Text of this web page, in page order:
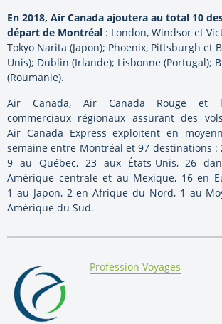
En 2018, Air Canada ajoutera au total 10
départ de Montréal : London, Windsor et
Tokyo Narita (Japon); Phoenix, Pittsburgh et
Unis); Dublin (Irlande); Lisbonne (Portugal);
(Roumanie).
Air Canada, Air Canada Rouge et
commerciaux régionaux assurant des
Air Canada Express exploitent en
semaine entre Montréal et 97 destinations :
9 au Québec, 23 aux États-Unis, 26
Amérique centrale et au Mexique, 16 en
1 au Japon, 2 en Afrique du Nord, 1 au
Amérique du Sud.
By:
Profession Voyages